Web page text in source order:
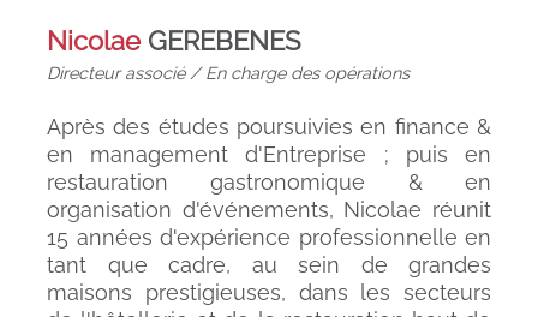
NicolaeGEREBENES
Directeur associé / En charge des opérations
Après des études poursuivies en finance &
en management d'Entreprise ; puis en
restauration gastronomique & en
organisation d'événements, Nicolae réunit
15 années d'expérience professionnelle en
tant que cadre, au sein de grandes
maisons prestigieuses, dans les secteurs